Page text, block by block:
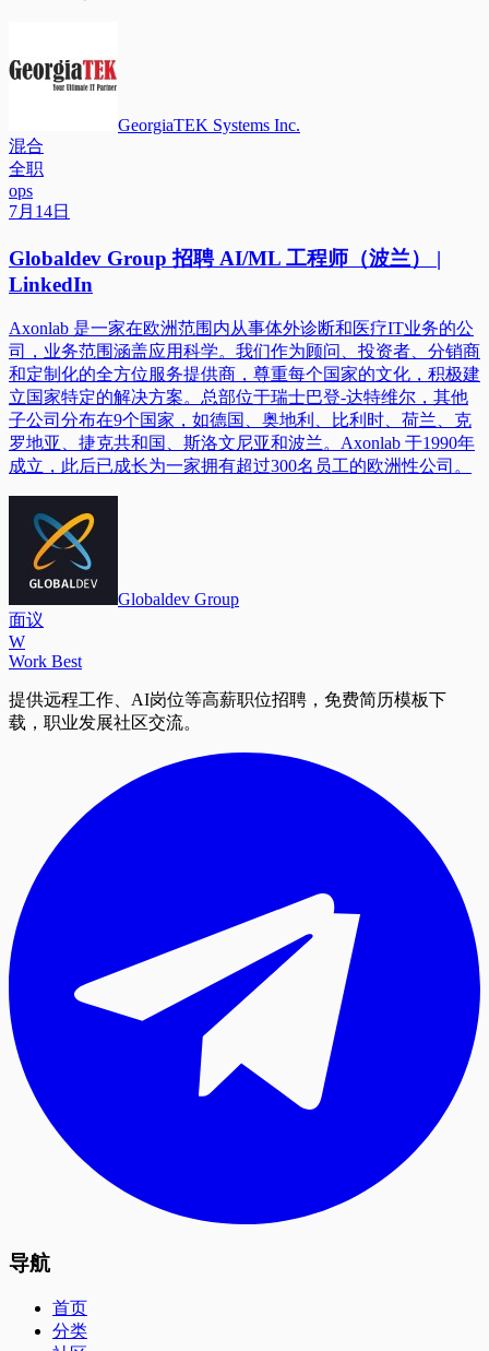
GeorgiaTEK Systems Inc.
混合
全职
ops
7月14日
Globaldev Group 招聘 AI/ML 工程师（波兰） |
LinkedIn
Axonlab 是一家在欧洲范围内从事体外诊断和医疗IT业务的公
司，业务范围涵盖应用科学。我们作为顾问、投资者、分销商
和定制化的全方位服务提供商，尊重每个国家的文化，积极建
立国家特定的解决方案。总部位于瑞士巴登-达特维尔，其他
子公司分布在9个国家，如德国、奥地利、比利时、荷兰、克
罗地亚、捷克共和国、斯洛文尼亚和波兰。Axonlab 于1990年
成立，此后已成长为一家拥有超过300名员工的欧洲性公司。
Globaldev Group
面议
W
Work Best
提供远程工作、AI岗位等高薪职位招聘，免费简历模板下
载，职业发展社区交流。
导航
首页
分类